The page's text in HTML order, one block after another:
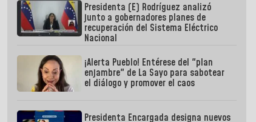
Presidenta (E) Rodríguez analizó
junto a gobernadores planes de
recuperación del Sistema Eléctrico
Nacional
¡Alerta Pueblo! Entérese del "plan
enjambre" de La Sayo para sabotear
el diálogo y promover el caos
Presidenta Encargada designa nuevos